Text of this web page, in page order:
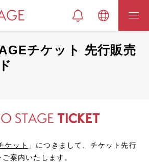
チケット 先行販売
ケット 」につきまして、チケット先行
案内いたします。